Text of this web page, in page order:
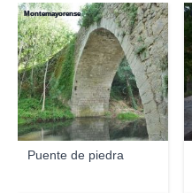
Puente de piedra
Montemayorense